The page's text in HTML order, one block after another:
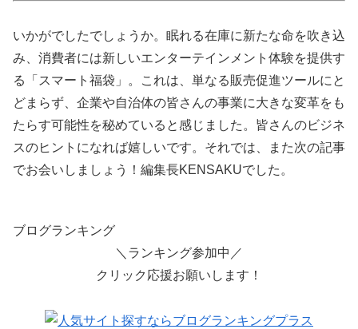
いかがでしたでしょうか。眠れる在庫に新たな命を吹き込
み、消費者には新しいエンターテインメント体験を提供す
る「スマート福袋」。これは、単なる販売促進ツールにと
どまらず、企業や自治体の皆さんの事業に大きな変革をも
たらす可能性を秘めていると感じました。皆さんのビジネ
スのヒントになれば嬉しいです。それでは、また次の記事
でお会いしましょう！編集長KENSAKUでした。
ブログランキング
＼ランキング参加中／
クリック応援お願いします！